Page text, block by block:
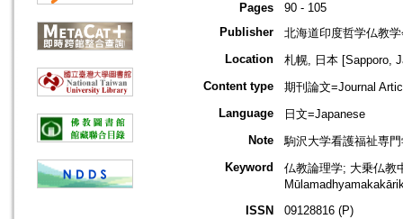
Pages
90 - 105
Publisher
北海道印度哲学仏教
Location
札幌, 日本 [Sapporo,
Content type
期刊論文=Journal
Language
日文=Japanese
Note
駒沢大学看護福祉専
Keyword
仏教論理学; 大乗仏教
ISSN
09128816 (P)